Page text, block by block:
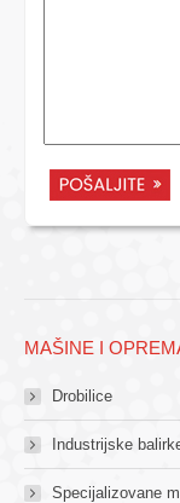
MAŠINE I
Drobilice
Industrijske
Specijalizovane